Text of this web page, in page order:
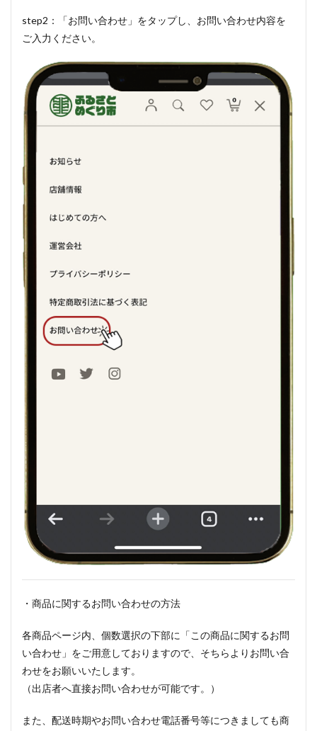
step2：「お問い合わせ」をタップし、お問い合わせ内容を
ご入力ください。
・商品に関するお問い合わせの方法
各商品ページ内、個数選択の下部に「この商品に関するお問
い合わせ」をご用意しておりますので、そちらよりお問い合
わせをお願いいたします。
（出店者へ直接お問い合わせが可能です。）
また、配送時期やお問い合わせ電話番号等につきましても商